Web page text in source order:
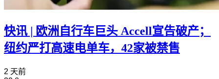
快讯 | 欧洲自行车巨头 Accell宣告破产；
纽约严打高速电单车，42家被禁售
2 天前